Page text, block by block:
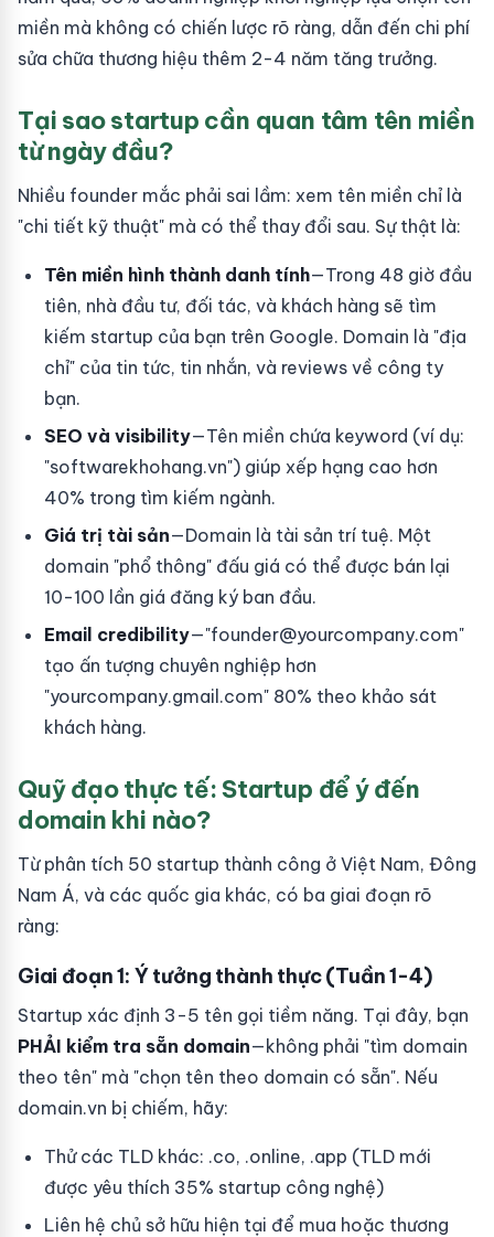
miền mà không có chiến lược rõ ràng, dẫn đến chi phí
sửa chữa thương hiệu thêm 2-4 năm tăng trưởng.
Tại sao startup cần quan tâm tên miền
từ ngày đầu?
Nhiều founder mắc phải sai lầm: xem tên miền chỉ là
"chi tiết kỹ thuật" mà có thể thay đổi sau. Sự thật là:
Tên miền hình thành danh tính—Trong 48 giờ đầu
tiên, nhà đầu tư, đối tác, và khách hàng sẽ tìm
kiếm startup của bạn trên Google. Domain là "địa
chỉ" của tin tức, tin nhắn, và reviews về công ty
bạn.
SEO và visibility—Tên miền chứa keyword (ví dụ:
"softwarekhohang.vn") giúp xếp hạng cao hơn
40% trong tìm kiếm ngành.
Giá trị tài sản—Domain là tài sản trí tuệ. Một
domain "phổ thông" đấu giá có thể được bán lại
10-100 lần giá đăng ký ban đầu.
Email credibility—"founder@yourcompany.com"
tạo ấn tượng chuyên nghiệp hơn
"yourcompany.gmail.com" 80% theo khảo sát
khách hàng.
Quỹ đạo thực tế: Startup để ý đến
domain khi nào?
Từ phân tích 50 startup thành công ở Việt Nam, Đông
Nam Á, và các quốc gia khác, có ba giai đoạn rõ
ràng:
Giai đoạn 1: Ý tưởng thành thực (Tuần 1-4)
Startup xác định 3-5 tên gọi tiềm năng. Tại đây, bạn
PHẢI kiểm tra sẵn domain—không phải "tìm domain
theo tên" mà "chọn tên theo domain có sẵn". Nếu
domain.vn bị chiếm, hãy:
Thử các TLD khác: .co, .online, .app (TLD mới
được yêu thích 35% startup công nghệ)
Liên hệ chủ sở hữu hiện tại để mua hoặc thương